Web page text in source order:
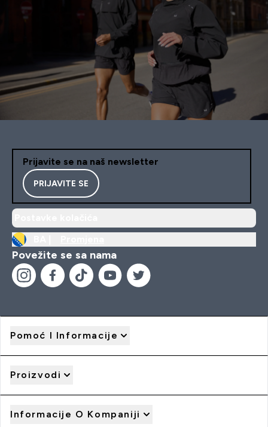
Prijavite se na naš newsletter
PRIJAVITE SE
Povežite se sa nama
Pomoć I Informacije
Proizvodi
Informacije O Kompaniji